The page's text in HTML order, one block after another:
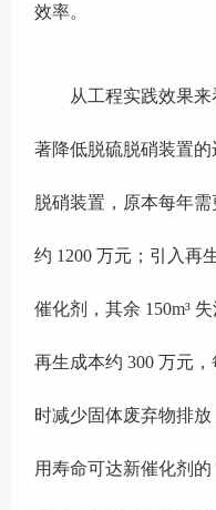
效率。
从工程实践效果
著降低脱硫脱硝装置
脱硝装置，原本每年需
约 1200 万元；引入再
催化剂，其余 150m³
再生成本约 300 万元
时减少固体废弃物排
用寿命可达新催化剂